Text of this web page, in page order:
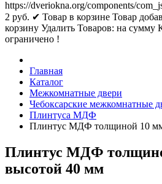
https://dveriokna.org/components/
2 руб. ✔ Товар в корзине Товар
корзину Удалить Товаров: на сумму
ограничено !
Главная
Каталог
Межкомнатные двери
Чебоксарские межкомнатные
Плинтуса МДФ
Плинтус МДФ толщиной 10
Плинтус МДФ
высотой 40 мм